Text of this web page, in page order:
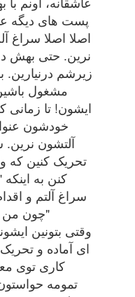
پست های دیگه
اصلا اصلا سراغ
نرین. حتی بهش
زیرشم درنیارین.
مشغول
ایشون! تا زمانی
خودشون
آلتشون نرین.
تحریک کنین که
کنن به
سراغ آلتم و
چون من حسابی آماده ام الان"
وقتی بتونین
ای آماده و
کاری توی
تمومه